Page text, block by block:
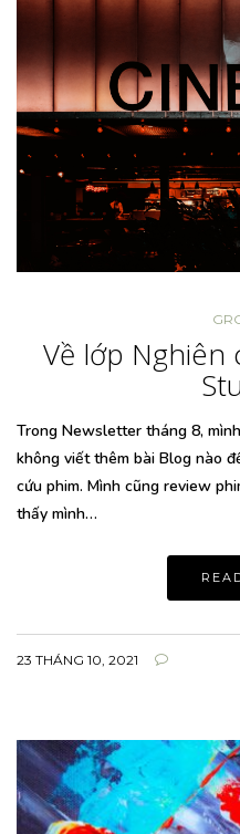
Về lớp Nghiên
Trong Newsletter tháng 8,
không viết thêm bài Blog nào
cứu phim. Mình cũng review
thấy mình…
23 THÁNG 10, 2021